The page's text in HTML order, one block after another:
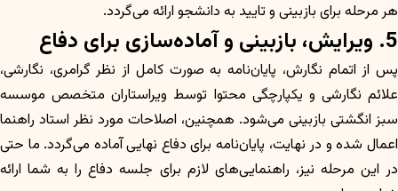
هر مرحله برای بازبینی و تایید به دانشجو ارائه می‌گردد.
5. ویرایش، بازبینی و آماده‌سازی برای دفاع
پس از اتمام نگارش، پایان‌نامه به صورت کامل از نظر گرامری، نگارشی،
علائم نگارشی و یکپارچگی محتوا توسط ویراستاران متخصص موسسه
سبز انگشتی بازبینی می‌شود. همچنین، اصلاحات مورد نظر استاد راهنما
اعمال شده و در نهایت، پایان‌نامه برای دفاع نهایی آماده می‌گردد. ما حتی
در این مرحله نیز، راهنمایی‌های لازم برای جلسه دفاع را به شما ارائه